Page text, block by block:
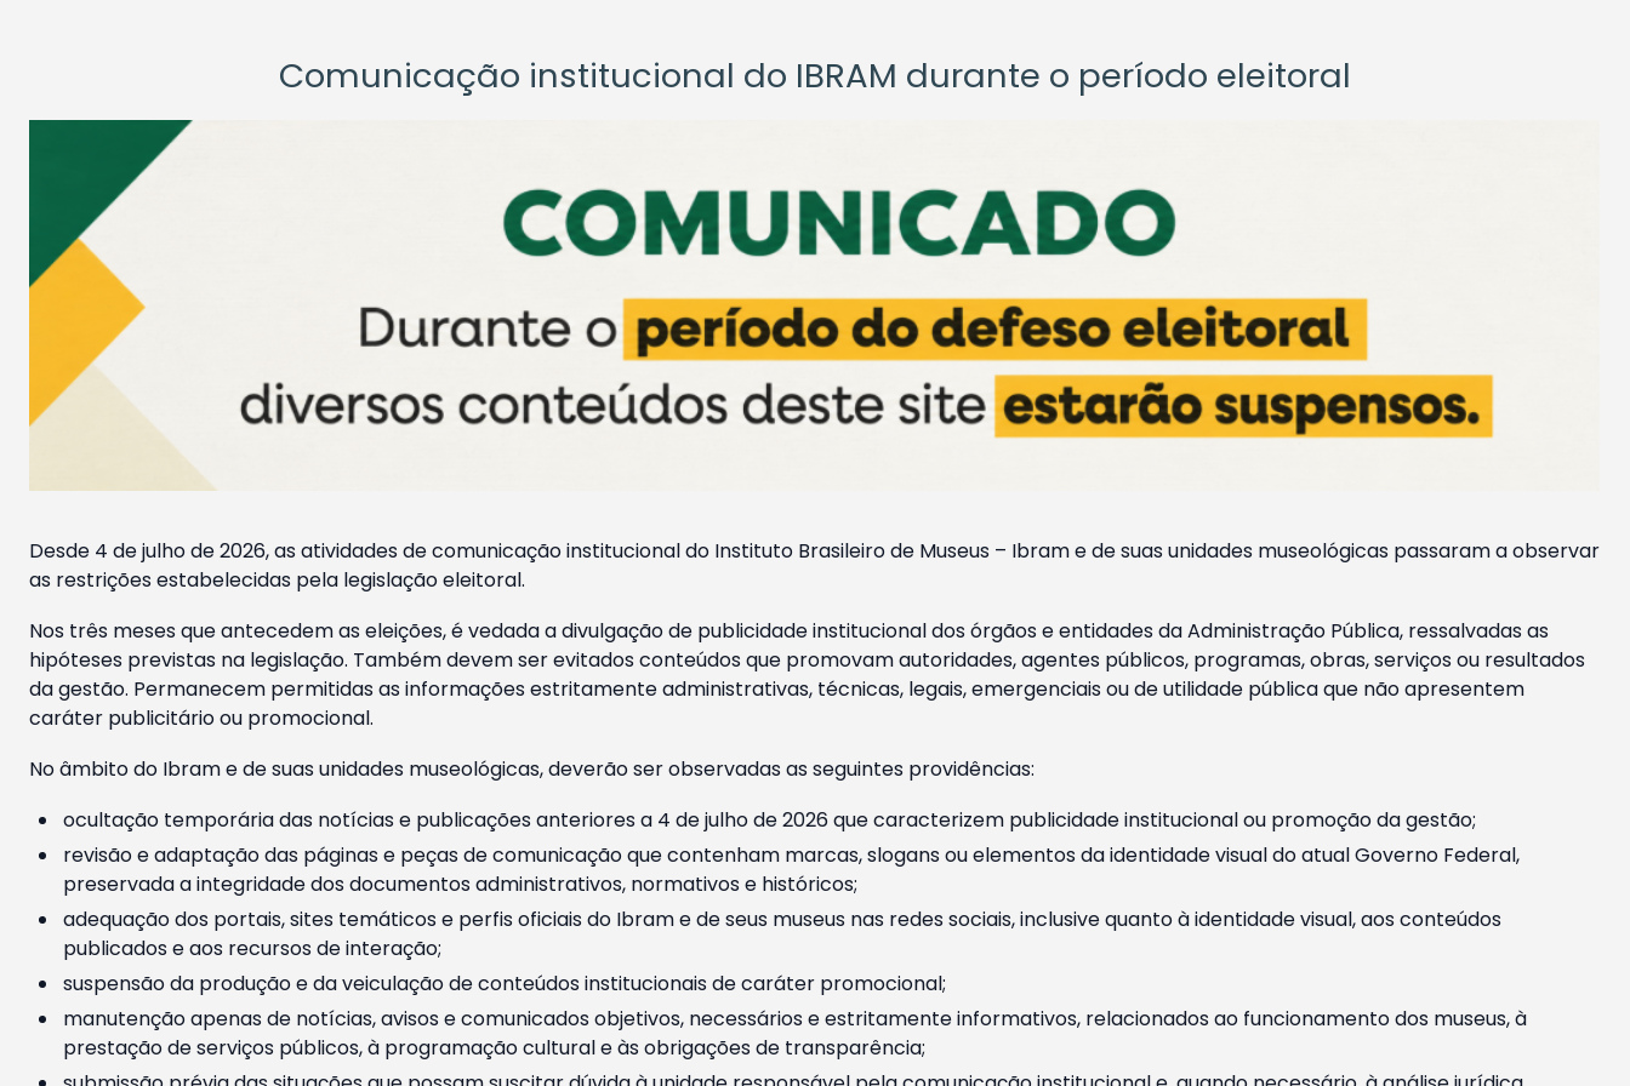
Comunicação institucional do IBRAM durante o período eleitoral
Desde 4 de julho de 2026, as atividades de comunicação institucional do Instituto Brasileiro de Museus – Ibram e de suas unidades museológicas passaram a observar
as restrições estabelecidas pela legislação eleitoral.
Nos três meses que antecedem as eleições, é vedada a divulgação de publicidade institucional dos órgãos e entidades da Administração Pública, ressalvadas as
hipóteses previstas na legislação. Também devem ser evitados conteúdos que promovam autoridades, agentes públicos, programas, obras, serviços ou resultados
da gestão. Permanecem permitidas as informações estritamente administrativas, técnicas, legais, emergenciais ou de utilidade pública que não apresentem
caráter publicitário ou promocional.
No âmbito do Ibram e de suas unidades museológicas, deverão ser observadas as seguintes providências:
ocultação temporária das notícias e publicações anteriores a 4 de julho de 2026 que caracterizem publicidade institucional ou promoção da gestão;
revisão e adaptação das páginas e peças de comunicação que contenham marcas, slogans ou elementos da identidade visual do atual Governo Federal,
preservada a integridade dos documentos administrativos, normativos e históricos;
adequação dos portais, sites temáticos e perfis oficiais do Ibram e de seus museus nas redes sociais, inclusive quanto à identidade visual, aos conteúdos
publicados e aos recursos de interação;
suspensão da produção e da veiculação de conteúdos institucionais de caráter promocional;
manutenção apenas de notícias, avisos e comunicados objetivos, necessários e estritamente informativos, relacionados ao funcionamento dos museus, à
prestação de serviços públicos, à programação cultural e às obrigações de transparência;